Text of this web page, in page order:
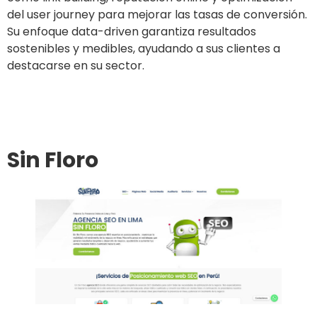
del user journey para mejorar las tasas de conversión.
Su enfoque data-driven garantiza resultados
sostenibles y medibles, ayudando a sus clientes a
destacarse en su sector.
Sin Floro